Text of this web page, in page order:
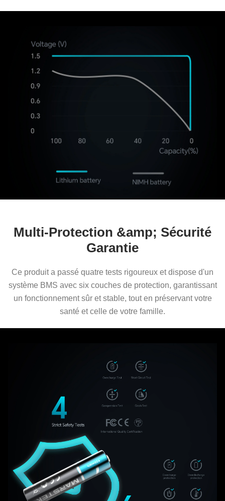
Multi-Protection &amp; Sécurité
Garantie
Ce produit a passé quatre tests rigoureux et dispose d'un
système BMS avec six couches de protection, garantissant
un fonctionnement sûr et stable, tout en préservant votre
santé et celle de votre famille.